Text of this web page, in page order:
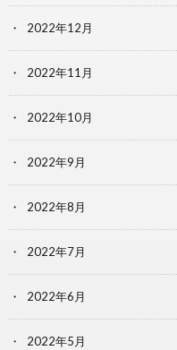
2022年12月
2022年11月
2022年10月
2022年9月
2022年8月
2022年7月
2022年6月
2022年5月